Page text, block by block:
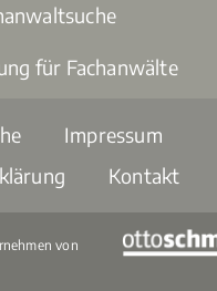
für Fachanwälte
Impressum
Kontakt
von